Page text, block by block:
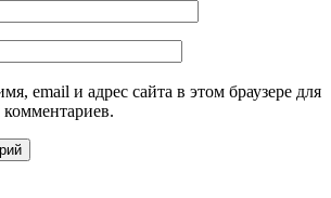
email и адрес сайта в этом браузере для